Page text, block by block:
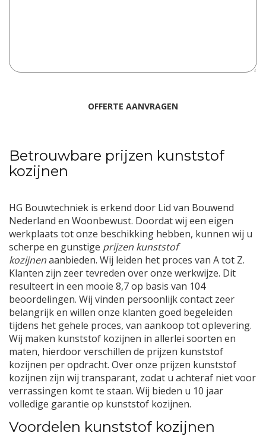
Betrouwbare prijzen kunststof
kozijnen
HG Bouwtechniek is erkend door Lid van Bouwend
Nederland en Woonbewust. Doordat wij een eigen
werkplaats tot onze beschikking hebben, kunnen wij u
scherpe en gunstige prijzen kunststof
kozijnenaanbieden. Wij leiden het proces van A tot Z.
Klanten zijn zeer tevreden over onze werkwijze. Dit
resulteert in een mooie 8,7 op basis van 104
beoordelingen. Wij vinden persoonlijk contact zeer
belangrijk en willen onze klanten goed begeleiden
tijdens het gehele proces, van aankoop tot oplevering.
Wij maken kunststof kozijnen in allerlei soorten en
maten, hierdoor verschillen de prijzen kunststof
kozijnen per opdracht. Over onze prijzen kunststof
kozijnen zijn wij transparant, zodat u achteraf niet voor
verrassingen komt te staan. Wij bieden u 10 jaar
volledige garantie op kunststof kozijnen.
Voordelen kunststof kozijnen